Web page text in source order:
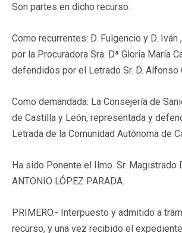
Son partes en dicho recurso:
Como recurrentes: D. Fulgencio y D.
por la Procuradora Sra. Dª Gloria María
defendidos por el Letrado Sr. D. Alfonso
Como demandada: La Consejería de
de Castilla y León, representada y
Letrada de la Comunidad Autónoma de
Ha sido Ponente el Ilmo. Sr. Magistrado
ANTONIO LÓPEZ PARADA.
PRIMERO.- Interpuesto y admitido a
recurso, y una vez recibido el